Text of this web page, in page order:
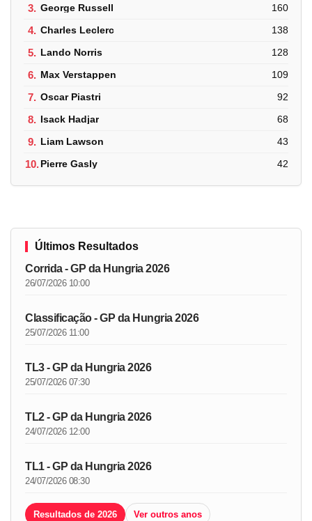
3. George Russell 160
4. Charles Leclerc 138
5. Lando Norris 128
6. Max Verstappen 109
7. Oscar Piastri 92
8. Isack Hadjar 68
9. Liam Lawson 43
10.Pierre Gasly 42
Últimos Resultados
Corrida - GP da Hungria 2026
26/07/2026 10:00
Classificação - GP da Hungria 2026
25/07/2026 11:00
TL3 - GP da Hungria 2026
25/07/2026 07:30
TL2 - GP da Hungria 2026
24/07/2026 12:00
TL1 - GP da Hungria 2026
24/07/2026 08:30
Resultados de 2026 Ver outros anos